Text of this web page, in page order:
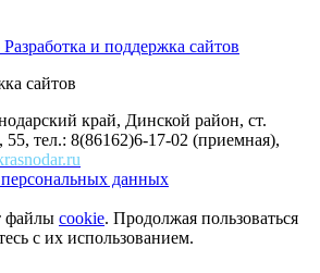
и поддержка сайтов
сайтов
край, Динской район, ст.
55, тел.: 8(86162)6-17-02 (приемная),
данных
файлы cookie. Продолжая пользоваться
с их использованием.